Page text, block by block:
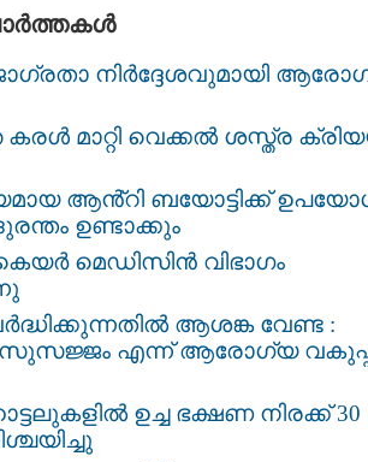
ജാഗ്രതാ നിർദ്ദേശവുമായി
കരൾ മാറ്റി വെക്കൽ ശസ്ത്ര
ആൻ്റി ബയോട്ടിക്ക്
ഉണ്ടാക്കും
കെയര്‍ മെഡിസിന്‍ വിഭാഗം
ആശങ്ക വേണ്ട :
സുസജ്ജം എന്ന് ആരോഗ്യ
ഉച്ച ഭക്ഷണ നിരക്ക് 30